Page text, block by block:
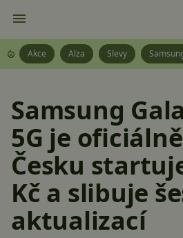
Akce Alza Slevy
Samsung
5G je
Česku
Kč a slibuje
aktualizací